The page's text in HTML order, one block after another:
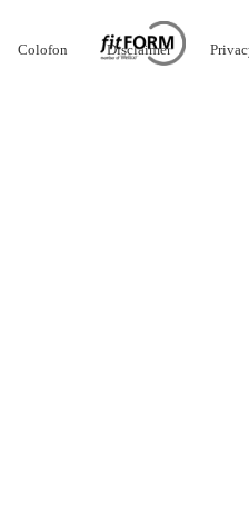
Colofon Disclaimer